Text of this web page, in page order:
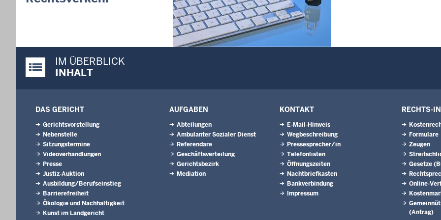
Nordrhein-Westfalen
01.07.2026
Newsletter Juli 2026
30.06.2026
RechtSpecial - Schiedsleute helfen Streit
Justiz-Portal im Überblick:
IM ÜBERBLICK
INHALT
DAS GERICHT
Gerichtsvorstellung
Nebenstelle
Sitzungstermine
Videoverhandlungen
Presse
Justiz-Auktion
Ausbildung/Berufseinstieg
Barrierefreiheit
Ökologie und Nachhaltigkeit
Kunst im Landgericht
AUFGABEN
Abteilungen
Ambulanter Sozialer Dienst
Referendare
Geschäftsverteilung
Gerichtsbezirk
Mediation
KONTAKT
E-Mail-Hinweis
Wegbeschreibung
Pressesprecher/in
Telefonlisten
Öffnungszeiten
Nachtbriefkasten
Bankverbindung
Impressum
RECHTS-
Formulare
Zeugen
Gesetze
Online-
(Antrag)